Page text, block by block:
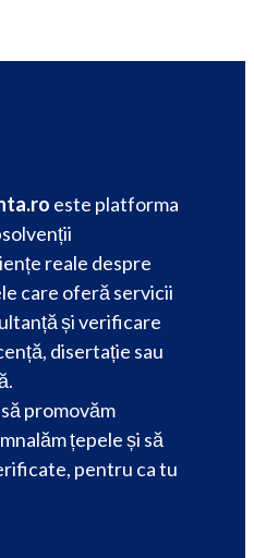
este platforma
reale despre
care oferă servicii
și verificare
disertație sau
promovăm
țepele și să
pentru ca tu